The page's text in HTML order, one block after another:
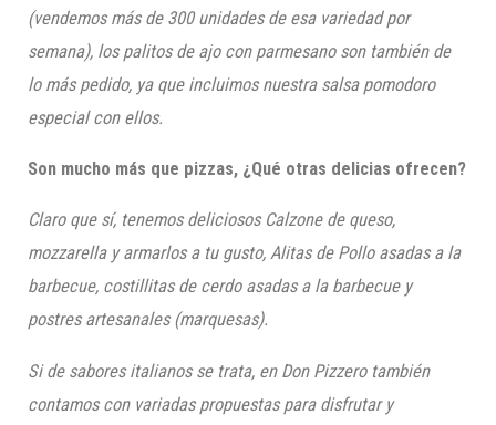
(vendemos más de 300 unidades de esa variedad por
semana), los palitos de ajo con parmesano son también de
lo más pedido, ya que incluimos nuestra salsa pomodoro
especial con ellos.
Son mucho más que pizzas, ¿Qué otras delicias ofrecen?
Claro que sí, tenemos deliciosos Calzonede queso,
mozzarella y armarlos a tu gusto, Alitas de Pollo asadas a la
barbecue, costillitas de cerdo asadas a la barbecue y
postres artesanales (marquesas).
Si de sabores italianos se trata, en Don Pizzero también
contamos con variadas propuestas para disfrutar y